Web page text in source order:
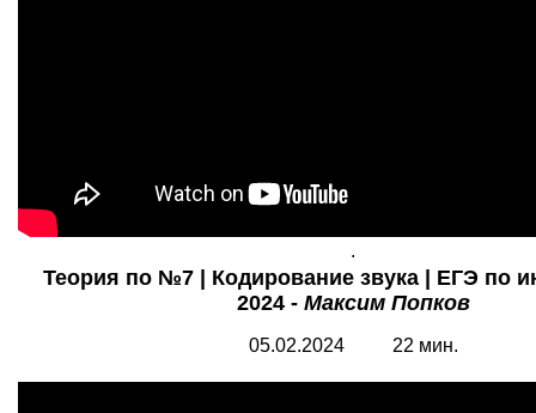
.
Теория по №7 | Кодирование звука | ЕГЭ по
2024 - Максим Попков
05.02.2024 22 мин.